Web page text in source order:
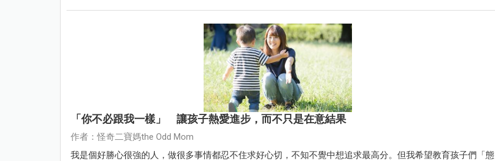
「你不必跟我一樣」 讓孩子熱愛進步，而不只是在意結果
作者：怪奇二寶媽the Odd Mom
我是個好勝心很強的人，做很多事情都忍不住求好心切，不知不覺中想追求最高分。但我希望教育孩子們「態